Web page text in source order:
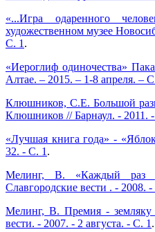
«...Игра одаренного
художественном музее
С. 1 .
«Иероглиф одиночества»
Алтае. – 2015. – 1-8 апреля. –
Клюшников, С.Е. Большой
Клюшников // Барнаул. - 2011.
«Лучшая книга года» -
32. - С. 1 .
Мелинг, В. «Каждый
Славгородские вести . - 2008.
Мелинг, В. Премия -
вести. - 2007. - 2 августа. - С. 1 .